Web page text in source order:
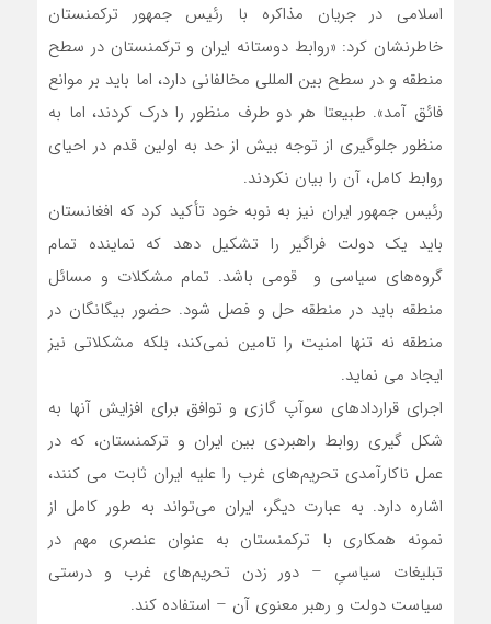
اسلامی در جریان مذاکره با رئیس جمهور ترکمنستان
خاطرنشان کرد: «روابط دوستانه ایران و ترکمنستان در سطح
منطقه و در سطح بین المللی مخالفانی دارد، اما باید بر موانع
فائق آمد». طبیعتا هر دو طرف منظور را درک کردند، اما به
منظور جلوگیری از توجه بیش از حد به اولین قدم در احیای
روابط کامل، آن را بیان نکردند.
رئیس جمهور ایران نیز به نوبه خود تأکید کرد که افغانستان
باید یک دولت فراگیر را تشکیل دهد که نماینده تمام
گروه‌های سیاسی و قومی باشد. تمام مشکلات و مسائل
منطقه باید در منطقه حل و فصل شود. حضور بیگانگان در
منطقه نه تنها امنیت را تامین نمی‌کند، بلکه مشکلاتی نیز
ایجاد می نماید.
اجرای قراردادهای سوآپ گازی و توافق برای افزایش آنها به
شکل گیری روابط راهبردی بین ایران و ترکمنستان، که در
عمل ناکارآمدی تحریم‌های غرب را علیه ایران ثابت می کنند،
اشاره دارد. به عبارت دیگر، ایران می‌تواند به طور کامل از
نمونه همکاری با ترکمنستان به عنوان عنصری مهم در
تبلیغات سیاسیِ – دور زدن تحریم‌های غرب و درستی
سیاست دولت و رهبر معنوی آن – استفاده کند.